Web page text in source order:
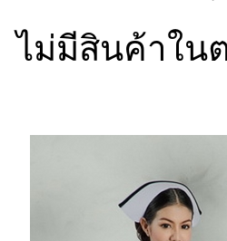
ไม่มีสินค้าใน